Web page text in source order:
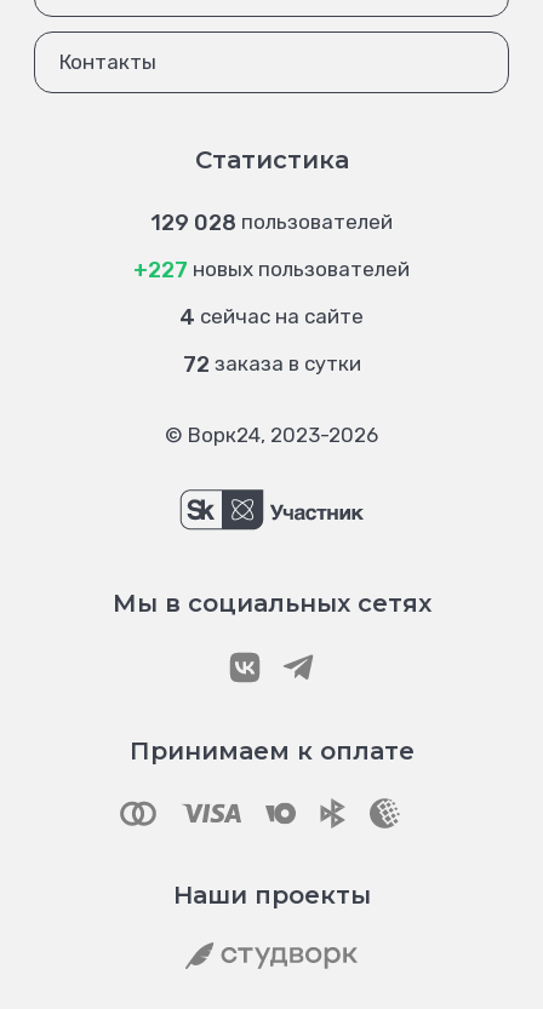
Контакты
Статистика
129 028 пользователей
+227 новых пользователей
4 сейчас на сайте
72 заказа в сутки
© Ворк24, 2023-2026
Мы в социальных сетях
Принимаем к оплате
Наши проекты